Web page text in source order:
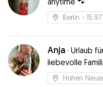
Berlin -
Anja · Urlaub
liebevolle
häuslicher
Hohen